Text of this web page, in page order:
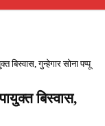
बिस्वास, गुन्हेगार सोना पप्पू
बिस्वास,